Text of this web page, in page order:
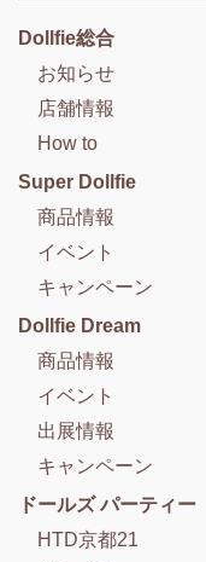
Dollfie総合
お知らせ
店舗情報
How to
Super Dollfie
商品情報
イベント
キャンペーン
Dollfie Dream
商品情報
イベント
出展情報
キャンペーン
ドールズ パーティー
HTD京都21